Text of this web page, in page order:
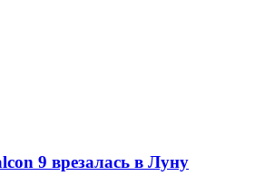
9 врезалась в Луну